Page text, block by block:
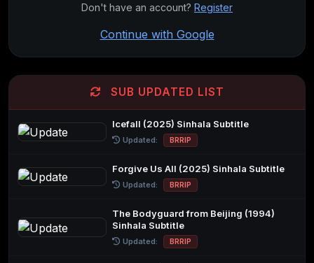
Don't have an account? Register
Continue with Google
SUB UPDATED LIST
Icefall (2025) Sinhala Subtitle
Updated: BRRIP
Forgive Us All (2025) Sinhala Subtitle
Updated: BRRIP
The Bodyguard from Beijing (1994)
Sinhala Subtitle
Updated: BRRIP